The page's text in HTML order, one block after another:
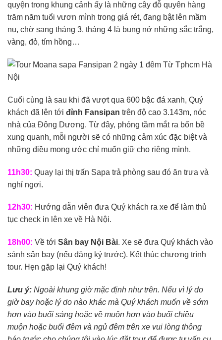
quyện trong khung cảnh ấy là những cây đỗ quyên hàng
trăm năm tuổi vươn mình trong giá rét, đang bật lên mầm
nụ, chờ sang tháng 3, tháng 4 là bung nở những sắc trắng,
vàng, đỏ, tím hồng…
Cuối cùng là sau khi đã vượt qua 600 bậc đá xanh, Quý
khách đã lên tới đỉnh Fansipan trên độ cao 3.143m, nóc
nhà của Đông Dương. Từ đây, phóng tầm mắt ra bốn bề
xung quanh, mỗi người sẽ có những cảm xúc đặc biệt và
những điều mong ước chỉ muốn giữ cho riêng mình.
11h30: Quay lại thị trấn Sapa trả phòng sau đó ăn trưa và
nghỉ ngơi.
12h30: Hướng dẫn viên đưa Quý khách ra xe để làm thủ
tục check in lên xe về Hà Nội.
18h00: Về tới Sân bay Nội Bài. Xe sẽ đưa Quý khách vào
sảnh sân bay (nếu đăng ký trước). Kết thúc chương trình
tour. Hẹn gặp lại Quý khách!
Lưu ý: Ngoài khung giờ mặc định như trên. Nếu vì lý do
giờ bay hoặc lý do nào khác mà Quý khách muốn về sớm
hơn vào buổi sáng hoặc về muộn hơn vào buổi chiều
muộn hoặc buổi đêm và ngủ đêm trên xe vui lòng thông